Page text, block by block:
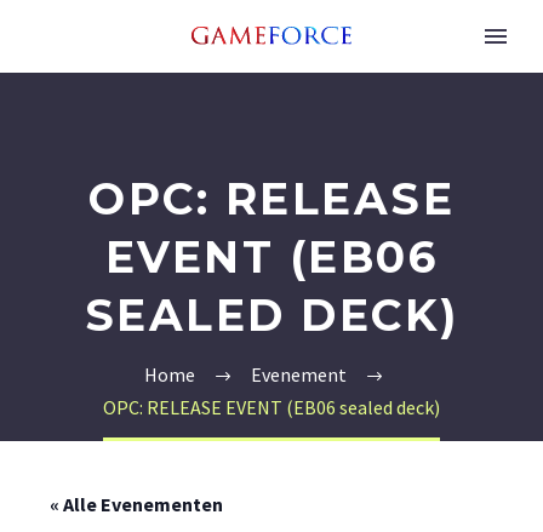
OPC: RELEASE
EVENT (EB06
SEALED DECK)
Home
Evenement
OPC: RELEASE EVENT (EB06 sealed deck)
« Alle Evenementen